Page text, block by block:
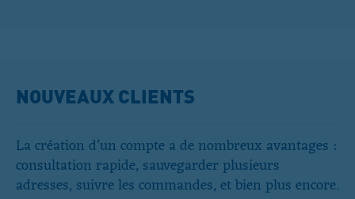
NOUVEAUX CLIENTS
La création d’un compte a de nombreux avantages :
consultation rapide, sauvegarder plusieurs
adresses, suivre les commandes, et bien plus encore.